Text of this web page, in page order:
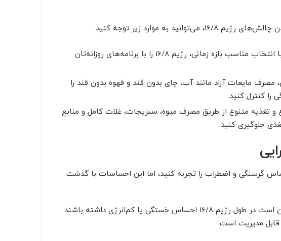
به موارد زیر توجه کنید:
: سعی کنید با انتخاب مناسب بازه زمانی، رژیم 16/8 را با برنامه‌های روزانه‌تان
مصرف مایعات آزاد مانند آب، چای بدون قند و قهوه بدون قند را
کنترل کنید.
و تغذیه متنوع از طریق مصرف میوه، سبزیجات، غلات کامل و منابع
جلوگیری کنید.
گرسنگی و اضطراب را تجربه کنید، اما این احساسات با گذشت
ان کاهش می‌یابند. همچنین، برخی افراد ممکن است در طول رژیم 16/8 احساس خستگی یا کم‌انرژی داشته باشند
قابل مدیریت است.